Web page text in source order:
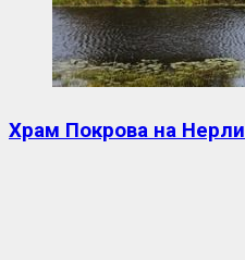
Храм Покрова на Нерли